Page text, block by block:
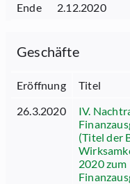
Ende
2.12.2020
Geschäfte
Eröffnung Titel
26.3.2020
IV.
(Titel der
2020 zum